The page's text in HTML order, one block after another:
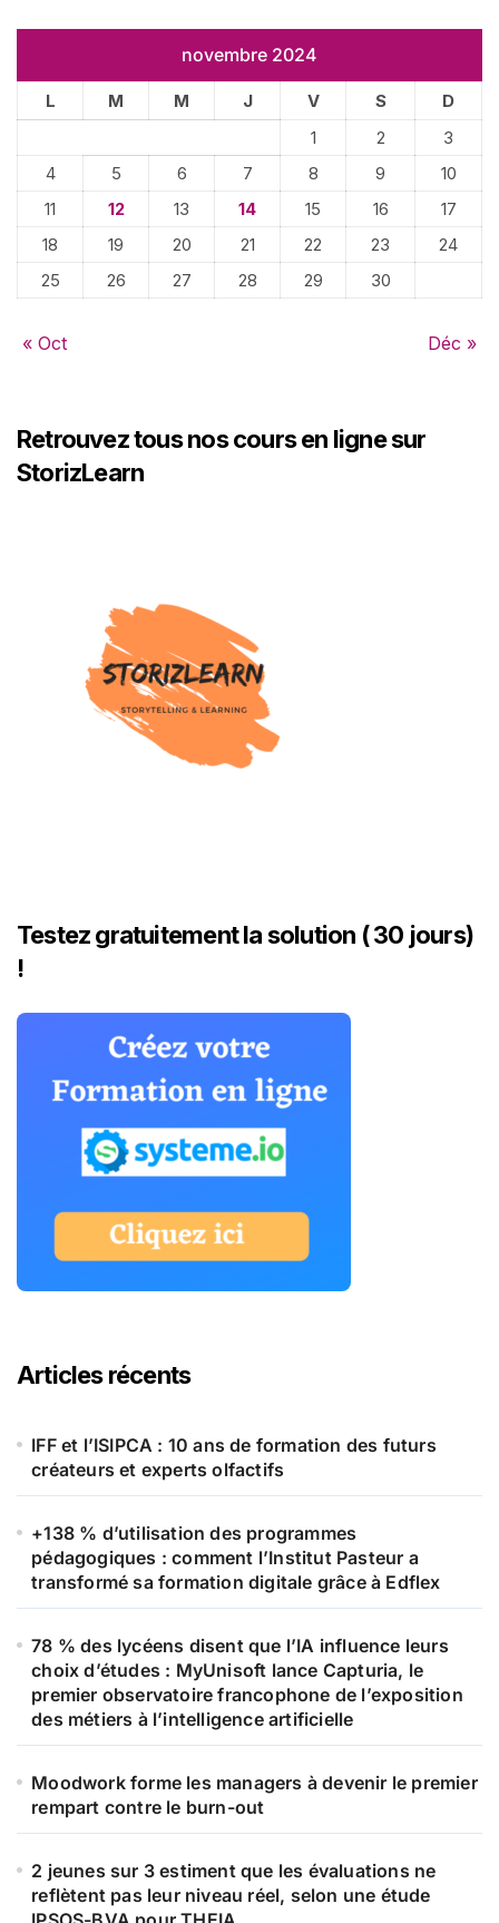
novembre 2024
L M M J V S
D
1
2
3
4
5 6 7 8 9
10
11
12 13 14 15 16
17
18
19 20 21 22 23
24
25
26 27 28 29 30
« Oct Déc »
Retrouvez tous nos cours en ligne sur
StorizLearn
Testez gratuitement la solution ( 30 jours)
!
Articles récents
IFF et l’ISIPCA : 10 ans de formation des futurs
créateurs et experts olfactifs
+138 % d’utilisation des programmes
pédagogiques : comment l’Institut Pasteur a
transformé sa formation digitale grâce à Edflex
78 % des lycéens disent que l’IA influence leurs
choix d’études : MyUnisoft lance Capturia, le
premier observatoire francophone de l’exposition
des métiers à l’intelligence artificielle
Moodwork forme les managers à devenir le premier
rempart contre le burn-out
2 jeunes sur 3 estiment que les évaluations ne
reflètent pas leur niveau réel, selon une étude